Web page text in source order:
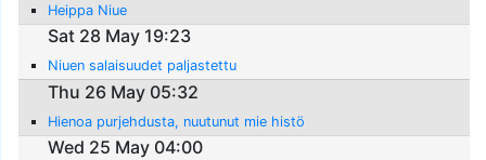
Heippa Niue
Sat 28 May 19:23
Niuen salaisuudet paljastettu
Thu 26 May 05:32
Hienoa purjehdusta, nuutunut mie histö
Wed 25 May 04:00